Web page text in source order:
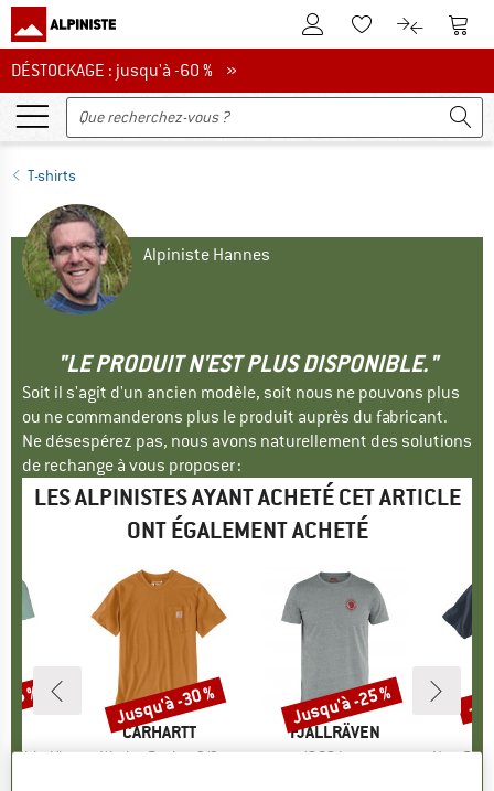
Vers le compte client
Vers la liste
Vers le
DÉSTOCKAGE : jusqu'à -60 %
DÉSTOCKAGE : jusqu'à -60 % »
T-shirts
Alpiniste Hannes
"LE PRODUIT N'EST PLUS DISPONIBLE."
Soit il s'agit d'un ancien modèle, soit nous ne pouvons plus
ou ne commanderons plus le produit auprès du fabricant.
Ne désespérez pas, nous avons naturellement des solutions
de rechange à vous proposer :
LES ALPINISTES AYANT ACHETÉ CET ARTICLE
ONT ÉGALEMENT ACHETÉ
Shirt Vi
%
MARQUE
CARHARTT
Article
Workw Pocket S/S
Remise
Jusqu'à -30 %
MARQUE
FJÄLLRÄVEN
Article
1960 Logo
Remise
Jusqu'à -25 %
Article
Non-
-15